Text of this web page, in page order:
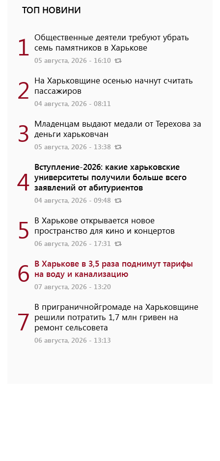
ТОП НОВИНИ
1 Общественные деятели требуют убрать
семь памятников в Харькове
05 августа, 2026 - 16:10
2 На Харьковщине осенью начнут считать
пассажиров
04 августа, 2026 - 08:11
3 Младенцам выдают медали от Терехова за
деньги харьковчан
05 августа, 2026 - 13:38
4 Вступление-2026: какие харьковские
университеты получили больше всего
заявлений от абитуриентов
04 августа, 2026 - 09:48
5 В Харькове открывается новое
пространство для кино и концертов
06 августа, 2026 - 17:31
6 В Харькове в 3,5 раза поднимут тарифы
на воду и канализацию
07 августа, 2026 - 13:20
7 В приграничнойгромаде на Харьковщине
решили потратить 1,7 млн ​​гривен на
ремонт сельсовета
06 августа, 2026 - 13:13